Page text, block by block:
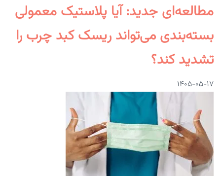
مطالعه‌ای جدید: آیا پلاستیک معمولی
بسته‌بندی می‌تواند ریسک کبد چرب را
تشدید کند؟
۱۴۰۵-۰۵-۱۷